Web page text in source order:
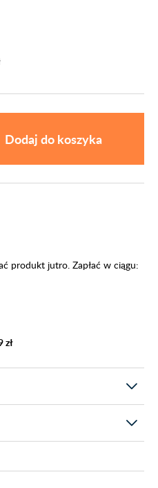
Dodaj do koszyka
produkt jutro. Zapłać w ciągu:
zł